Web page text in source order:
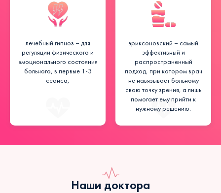
лечебный гипноз – для
регуляции физического и
эмоционального состояния
больного, в первые 1-3
сеанса;
эриксоновский – самый
эффективный и
распространенный
подход, при котором врач
не навязывает больному
свою точку зрения, а лишь
помогает ему прийти к
нужному решению.
Наши доктора